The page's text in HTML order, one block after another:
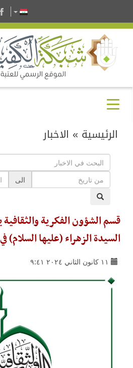
الرئيسية » الاخبار
الى
قسم الشؤون الفكرية
السيدة الزهراء (عليها السلام)
١١ كانون الثاني ٢٠٢٤ ٩:٤١